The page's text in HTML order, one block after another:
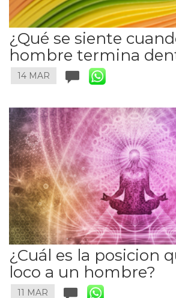
¿Qué se siente
hombre termina
14 MAR
¿Cuál es la posicion
loco a un hombre?
11 MAR